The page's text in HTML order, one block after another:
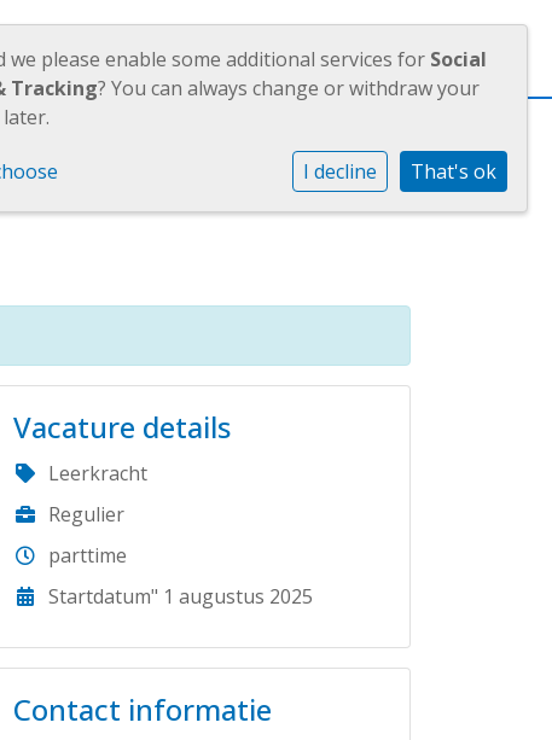
OUDERS JAARVERSLAGEN
fte
de
Vacature details
Leerkracht
Regulier
parttime
Startdatum" 1 augustus 2025
Contact informatie
we please enable some additional services for Social
Tracking? You can always change or withdraw your
I decline That's ok